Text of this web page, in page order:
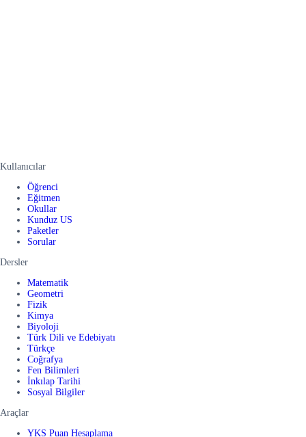
Kullanıcılar
Öğrenci
Eğitmen
Okullar
Kunduz US
Paketler
Sorular
Dersler
Matematik
Geometri
Fizik
Kimya
Biyoloji
Türk Dili ve Edebiyatı
Türkçe
Coğrafya
Fen Bilimleri
İnkılap Tarihi
Sosyal Bilgiler
Araçlar
YKS Puan Hesaplama